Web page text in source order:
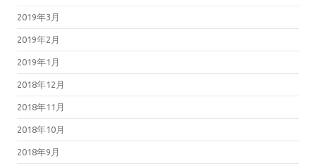
2019年3月
2019年2月
2019年1月
2018年12月
2018年11月
2018年10月
2018年9月